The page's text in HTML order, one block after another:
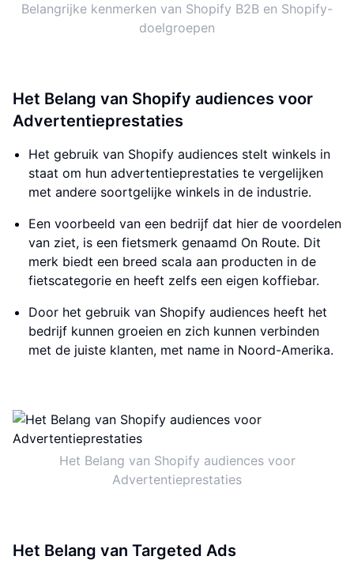
Belangrijke kenmerken van Shopify B2B en Shopify-
doelgroepen
Het Belang van Shopify audiences voor
Advertentieprestaties
Het gebruik van Shopify audiences stelt winkels in
staat om hun advertentieprestaties te vergelijken
met andere soortgelijke winkels in de industrie.
Een voorbeeld van een bedrijf dat hier de voordelen
van ziet, is een fietsmerk genaamd On Route. Dit
merk biedt een breed scala aan producten in de
fietscategorie en heeft zelfs een eigen koffiebar.
Door het gebruik van Shopify audiences heeft het
bedrijf kunnen groeien en zich kunnen verbinden
met de juiste klanten, met name in Noord-Amerika.
Het Belang van Shopify audiences voor
Advertentieprestaties
Het Belang van Targeted Ads